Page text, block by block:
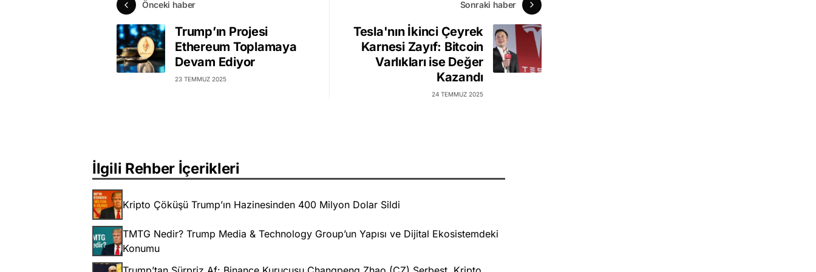
Önceki haber
Trump’ın Projesi
Ethereum Toplamaya
Devam Ediyor
23 TEMMUZ 2025
Sonraki haber
Tesla'nın İkinci Çeyrek
Karnesi Zayıf: Bitcoin
Varlıkları ise Değer
Kazandı
24 TEMMUZ 2025
İlgili Rehber İçerikleri
Kripto Çöküşü Trump’ın Hazinesinden 400 Milyon Dolar Sildi
TMTG Nedir? Trump Media & Technology Group’un Yapısı ve Dijital Ekosistemdeki
Konumu